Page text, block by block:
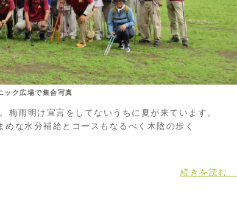
ック広場で集合写真
雨明け宣言をしてないうちに夏が来ています。
な水分補給とコースもなるべく木陰の歩く
続きを読む...